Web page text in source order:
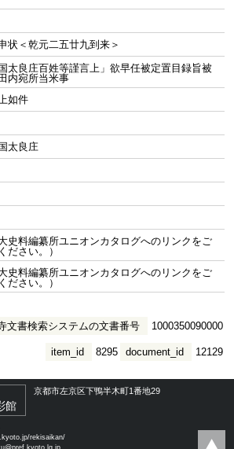
状＜乾元二五廿九到来＞
太良庄百姓等謹言上」欲早任被定置目録旨被
内宛所当米事
如件
太良庄
大史料編纂所ユニオンカタログへのリンクをご
ださい。）
大史料編纂所ユニオンカタログへのリンクをご
ださい。）
文書検索システムの文書番号 1000350090000
document_id 12129
item_id 8295
館
京都市左京区下鴨半木町1番地29
rekisaikan/